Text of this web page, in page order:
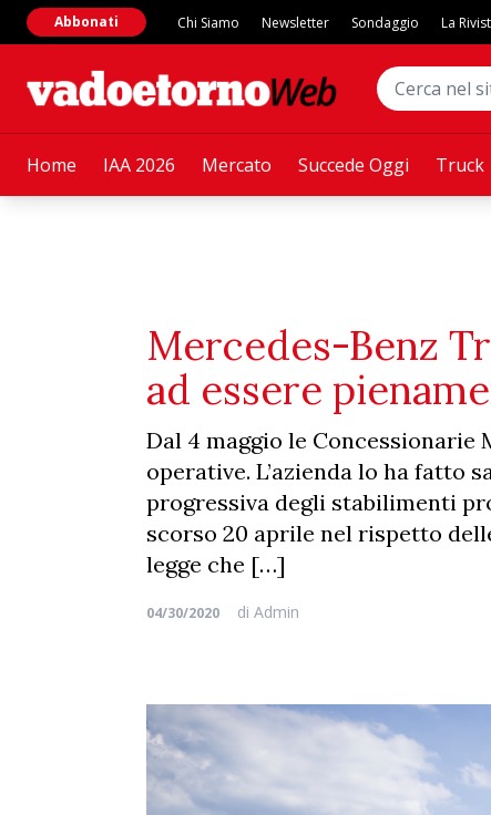
Home IAA 2026 Mercato Succede Oggi Truck
Abbonati Chi Siamo Newsletter Sondaggio La
Mercedes-Benz
ad essere
Dal 4 maggio le Concessionarie
operative. L’azienda lo ha fatto
progressiva degli stabilimenti
scorso 20 aprile nel rispetto
legge che […]
04/30/2020 di Admin